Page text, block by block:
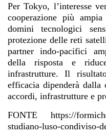
Per Tokyo, l’interesse
cooperazione più
domini tecnologici
protezione delle reti
partner indo-pacifici
della risposta e
infrastrutture. Il
efficacia dipenderà dalla
accordi, infrastrutture e
FONTE https://
studiano-luso-condiviso-